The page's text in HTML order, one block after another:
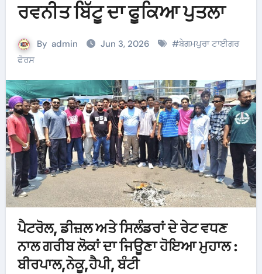
ਰਵਨੀਤ ਬਿੱਟੂ ਦਾ ਫੂਕਿਆ ਪੁਤਲਾ
By admin Jun 3, 2026 #ਬੇਗਮਪੁਰਾ ਟਾਈਗਰ
ਫੋਰਸ
ਪੈਟਰੋਲ, ਡੀਜ਼ਲ ਅਤੇ ਸਿਲੰਡਰਾਂ ਦੇ ਰੇਟ ਵਧਣ
ਨਾਲ ਗਰੀਬ ਲੋਕਾਂ ਦਾ ਜਿਊਣਾ ਹੋਇਆ ਮੁਹਾਲ :
ਬੀਰਪਾਲ,ਨੇਕੂ,ਹੈਪੀ, ਬੰਟੀ